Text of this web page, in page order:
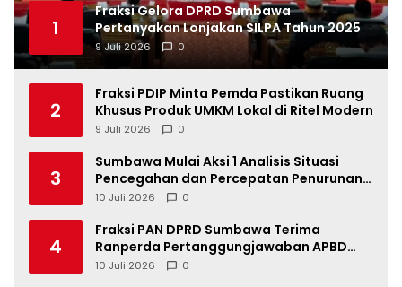
1
Fraksi Gelora DPRD Sumbawa
Pertanyakan Lonjakan SILPA Tahun 2025
9 Juli 2026 0
2
Fraksi PDIP Minta Pemda Pastikan Ruang
Khusus Produk UMKM Lokal di Ritel Modern
9 Juli 2026 0
3
Sumbawa Mulai Aksi 1 Analisis Situasi
Pencegahan dan Percepatan Penurunan
Stunting Tahun 2026
10 Juli 2026 0
4
Fraksi PAN DPRD Sumbawa Terima
Ranperda Pertanggungjawaban APBD
2025, Soroti SILPA Rp201,68 Miliar dan
10 Juli 2026 0